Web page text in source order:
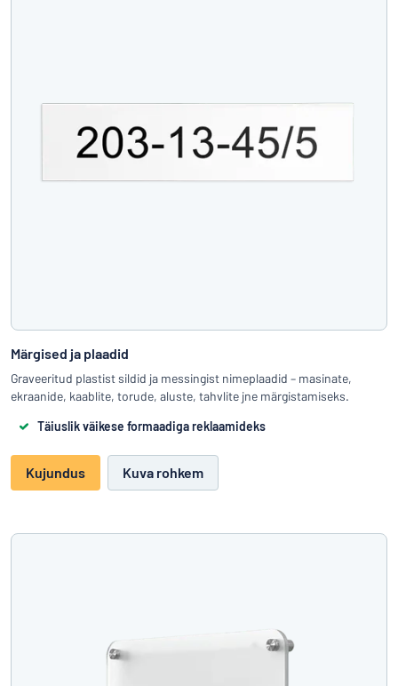
Märgised ja plaadid
Graveeritud plastist sildid ja messingist nimeplaadid – masinate,
ekraanide, kaablite, torude, aluste, tahvlite jne märgistamiseks.
Täiuslik väikese formaadiga reklaamideks
Kujundus Kuva rohkem